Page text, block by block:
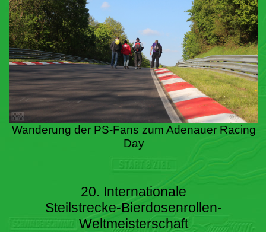
Wanderung der PS-Fans zum Adenauer Racing
Day
20. Internationale
Steilstrecke-Bierdosenrollen-
Weltmeisterschaft